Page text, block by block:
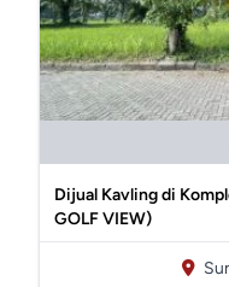
Dijual Kavling di
GOLF VIEW)